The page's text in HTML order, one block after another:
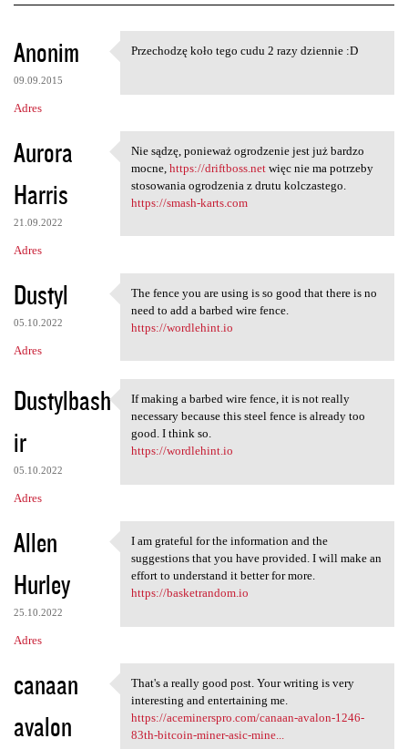
K
o
m
e
n
t
a
r
z
Anonim
09.09.2015
Adres
Przechodzę koło tego cudu 2
Przechodzę koło tego cudu 2 razy dziennie :D
Aurora
Harris
21.09.2022
Adres
Nie sądzę, ponieważ
Nie sądzę, ponieważ ogrodzenie jest już bardzo
mocne, https://driftboss.netwięc nie ma potrzeby
stosowania ogrodzenia z drutu kolczastego.
https://smash-karts.com
Dustyl
05.10.2022
Adres
The fence you are using is so
The fence you are using is so good that there is no
need to add a barbed wire fence.
https://wordlehint.io
Dustylbash
ir
05.10.2022
Adres
If making a barbed wire fence
If making a barbed wire fence, it is not really
necessary because this steel fence is already too
good. I think so.
https://wordlehint.io
Allen
Hurley
25.10.2022
Adres
I am grateful for the
I am grateful for the information and the
suggestions that you have provided. I will make an
effort to understand it better for more.
https://basketrandom.io
canaan
avalon
That's a really good post.
That's a really good post. Your writing is very
interesting and entertaining me.
https://aceminerspro.com/canaan-avalon-1246-
83th-bitcoin-miner-asic-mine...